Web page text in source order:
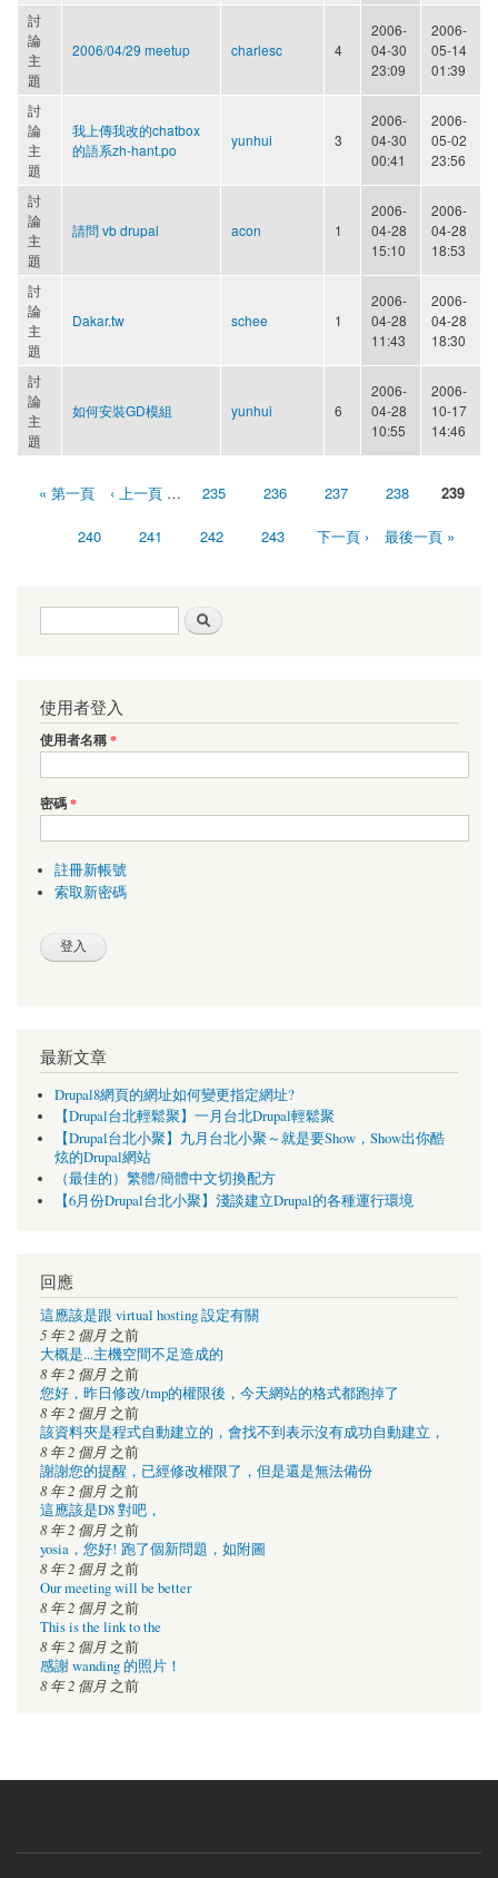
討
論
主
題
2006/04/29 meetup charlesc 4
2006-
04-30
23:09
2006-
05-14
01:39
討
論
主
題
我上傳我改的chatbox
的語系zh-hant.po
yunhui 3
2006-
04-30
00:41
2006-
05-02
23:56
討
論
主
題
請問 vb drupal acon 1
2006-
04-28
15:10
2006-
04-28
18:53
討
論
主
題
Dakar.tw schee 1
2006-
04-28
11:43
2006-
04-28
18:30
討
論
主
題
如何安裝GD模組 yunhui 6
2006-
04-28
10:55
2006-
10-17
14:46
頁面« 第一頁 ‹ 上一頁 … 235 236 237 238 239
240 241 242 243 下一頁 › 最後一頁 »
搜尋表單
使用者登入
使用者名稱*
密碼*
註冊新帳號
索取新密碼
最新文章
Drupal8網頁的網址如何變更指定網址?
【Drupal台北輕鬆聚】一月台北Drupal輕鬆聚
【Drupal台北小聚】九月台北小聚～就是要Show，Show出你酷
炫的Drupal網站
（最佳的）繁體/簡體中文切換配方
【6月份Drupal台北小聚】淺談建立Drupal的各種運行環境
回應
這應該是跟 virtual hosting 設定有關
5 年 2 個月 之前
大概是...主機空間不足造成的
8 年 2 個月 之前
您好，昨日修改/tmp的權限後，今天網站的格式都跑掉了
8 年 2 個月 之前
該資料夾是程式自動建立的，會找不到表示沒有成功自動建立，
8 年 2 個月 之前
謝謝您的提醒，已經修改權限了，但是還是無法備份
8 年 2 個月 之前
這應該是D8 對吧，
8 年 2 個月 之前
yosia，您好! 跑了個新問題，如附圖
8 年 2 個月 之前
Our meeting will be better
8 年 2 個月 之前
This is the link to the
8 年 2 個月 之前
感謝 wanding 的照片！
8 年 2 個月 之前